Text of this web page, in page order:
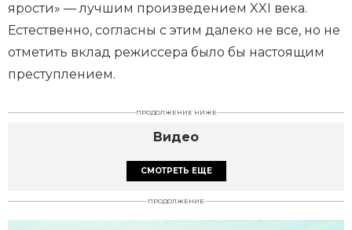
ярости» — лучшим произведением XXI века.
Естественно, согласны с этим далеко не все, но не
отметить вклад режиссера было бы настоящим
преступлением.
ПРОДОЛЖЕНИЕ НИЖЕ
Видео
СМОТРЕТЬ ЕЩЕ
ПРОДОЛЖЕНИЕ